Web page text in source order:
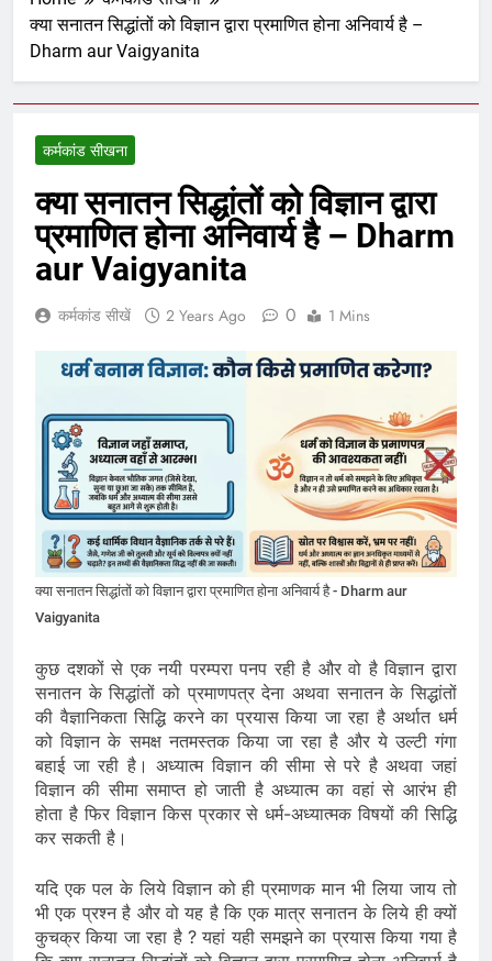
क्या सनातन सिद्धांतों को विज्ञान द्वारा प्रमाणित होना अनिवार्य है –
Dharm aur Vaigyanita
कर्मकांड सीखना
क्या सनातन सिद्धांतों को विज्ञान द्वारा
प्रमाणित होना अनिवार्य है – Dharm
aur Vaigyanita
कर्मकांड सीखें 2 Years Ago 0 1 Mins
क्या सनातन सिद्धांतों को विज्ञान द्वारा प्रमाणित होना अनिवार्य है - Dharm aur
Vaigyanita
कुछ दशकों से एक नयी परम्परा पनप रही है और वो है विज्ञान द्वारा
सनातन के सिद्धांतों को प्रमाणपत्र देना अथवा सनातन के सिद्धांतों
की वैज्ञानिकता सिद्धि करने का प्रयास किया जा रहा है अर्थात धर्म
को विज्ञान के समक्ष नतमस्तक किया जा रहा है और ये उल्टी गंगा
बहाई जा रही है। अध्यात्म विज्ञान की सीमा से परे है अथवा जहां
विज्ञान की सीमा समाप्त हो जाती है अध्यात्म का वहां से आरंभ ही
होता है फिर विज्ञान किस प्रकार से धर्म-अध्यात्मक विषयों की सिद्धि
कर सकती है।
यदि एक पल के लिये विज्ञान को ही प्रमाणक मान भी लिया जाय तो
भी एक प्रश्न है और वो यह है कि एक मात्र सनातन के लिये ही क्यों
कुचक्र किया जा रहा है ? यहां यही समझने का प्रयास किया गया है